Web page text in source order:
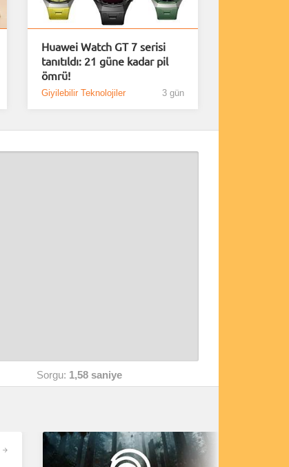
Huawei Watch GT 7 serisi
tanıtıldı: 21 güne kadar pil
ömrü!
Giyilebilir Teknolojiler 3 gün
Sorgu: 1,58 saniye